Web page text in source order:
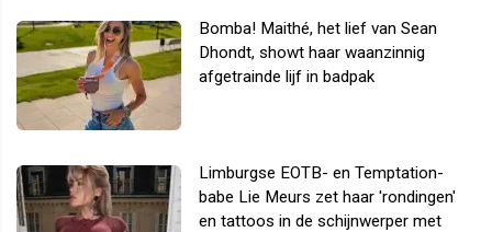
Bomba! Maithé, het lief van Sean
Dhondt, showt haar waanzinnig
afgetrainde lijf in badpak
Limburgse EOTB- en Temptation-
babe Lie Meurs zet haar 'rondingen'
en tattoos in de schijnwerper met